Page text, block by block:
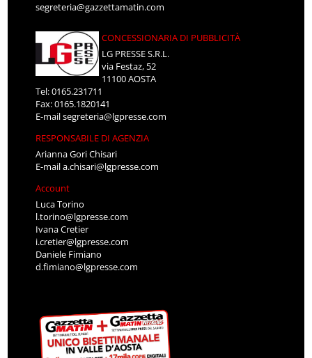
segreteria@gazzettamatin.com
CONCESSIONARIA DI PUBBLICITÀ
LG PRESSE S.R.L.
via Festaz, 52
11100 AOSTA
Tel: 0165.231711
Fax: 0165.1820141
E-mailsegreteria@lgpresse.com
RESPONSABILE DI AGENZIA
Arianna Gori Chisari
E-maila.chisari@lgpresse.com
Account
Luca Torino
l.torino@lgpresse.com
Ivana Cretier
i.cretier@lgpresse.com
Daniele Fimiano
d.fimiano@lgpresse.com